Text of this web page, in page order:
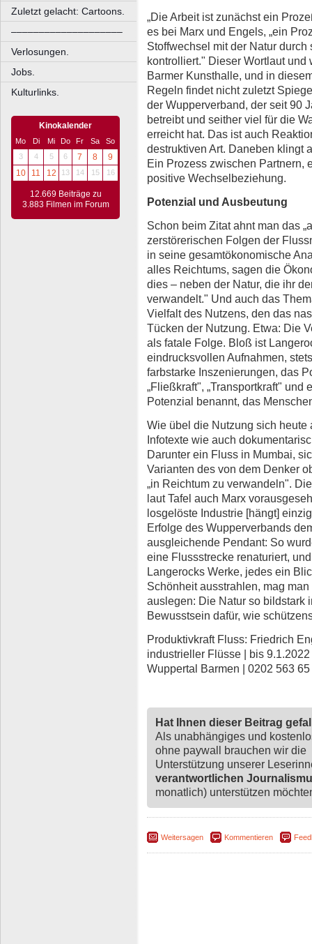
Zuletzt gelacht: Cartoons.
––––––––––––––––––––
Verlosungen.
Jobs.
Kulturlinks.
Kinokalender
Mo Di Mi Do Fr Sa
So
3
4 5 6 7 8
9
10
11 12 13 14 15 16
12.669 Beiträge zu
3.883 Filmen im Forum
„Die Arbeit ist zunächst ein
es bei Marx und Engels, „ein
Stoffwechsel mit der Natur
kontrolliert." Dieser Wortlaut
Barmer Kunsthalle, und in
Regeln findet nicht zuletzt
der Wupperverband, der seit 90
betreibt und seither viel für die
erreicht hat. Das ist auch
destruktiven Art. Daneben klingt
Ein Prozess zwischen Partnern,
positive Wechselbeziehung.
Potenzial und Ausbeutung
Schon beim Zitat ahnt man das
zerstörerischen Folgen der
in seine gesamtökonomische
alles Reichtums, sagen die
dies – neben der Natur, die ihr
verwandelt." Und auch das
Vielfalt des Nutzens, den das
Tücken der Nutzung. Etwa: Die
als fatale Folge. Bloß ist
eindrucksvollen Aufnahmen,
farbstarke Inszenierungen, das
„Fließkraft", „Transportkraft" und
Potenzial benannt, das
Wie übel die Nutzung sich
Infotexte wie auch
Darunter ein Fluss in Mumbai,
Varianten des von dem Denker
„in Reichtum zu verwandeln".
laut Tafel auch Marx
losgelöste Industrie [hängt]
Erfolge des Wupperverbands
ausgleichende Pendant: So
eine Flussstrecke renaturiert,
Langerocks Werke, jedes ein
Schönheit ausstrahlen, mag
auslegen: Die Natur so bildstark
Bewusstsein dafür, wie
Produktivkraft Fluss: Friedrich
industrieller Flüsse | bis
Wuppertal Barmen | 0202 563
Hat Ihnen dieser Beitrag
Als unabhängiges und
ohne paywall brauchen wir die
Unterstützung unserer
verantwortlichen
monatlich) unterstützen
Weitersagen Kommentieren